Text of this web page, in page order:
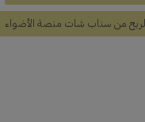
من سناب شات منصة الأضواء